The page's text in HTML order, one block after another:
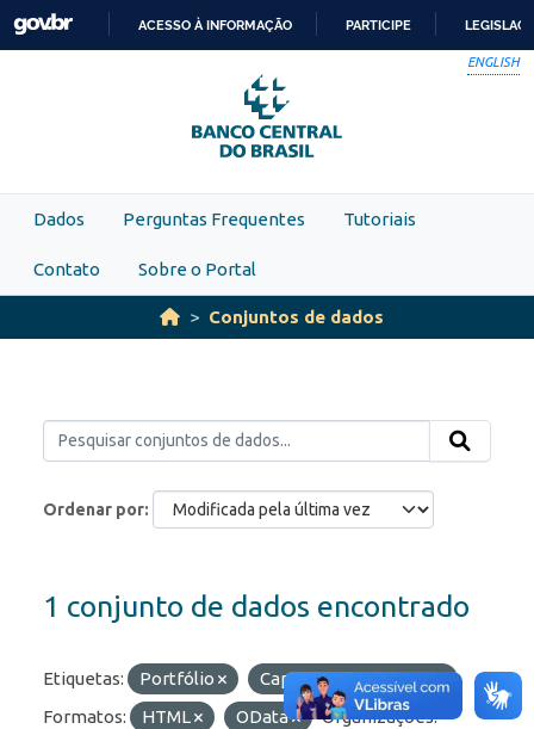
Skip to main content
PARA
O
CONTEÚDO
ACESSO À INFORMAÇÃO PARTICIPE
ENGLISH
Dados Perguntas Frequentes Tutoriais
Contato Sobre o Portal
Conjuntos de dados
Ordenar por
1 conjunto de dados encontrado
Etiquetas: Portfólio
Capitais Estrangeiros
Formatos:
HTML OData
Organizações: